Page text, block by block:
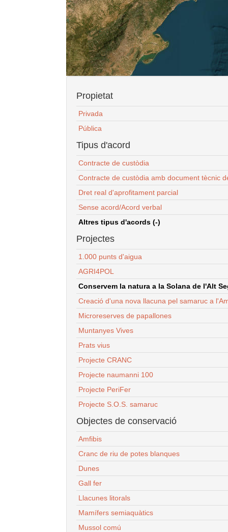
Propietat
Privada
Pública
Tipus d'acord
Contracte de custòdia
Contracte de custòdia amb document tècnic
Dret real d'aprofitament parcial
Sense acord/Acord verbal
Altres tipus d'acords (-)
Projectes
1.000 punts d'aigua
AGRI4POL
Conservem la natura a la Solana de l'Alt
Creació d'una nova llacuna pel samaruc a
Microreserves de papallones
Muntanyes Vives
Prats vius
Projecte CRANC
Projecte naumanni 100
Projecte PeriFer
Projecte S.O.S. samaruc
Objectes de conservació
Amfibis
Cranc de riu de potes blanques
Dunes
Gall fer
Llacunes litorals
Mamífers semiaquàtics
Mussol comú